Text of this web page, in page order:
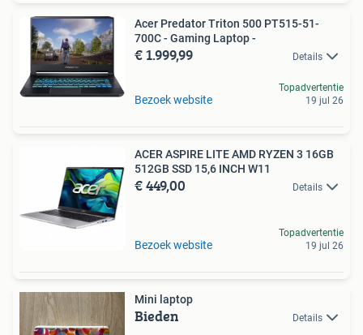
Acer Predator Triton 500 PT515-51-
700C - Gaming Laptop -
€ 1.999,99 Details
Bezoek website
Topadvertentie
19 jul 26
ACER ASPIRE LITE AMD RYZEN 3 16GB
512GB SSD 15,6 INCH W11
€ 449,00 Details
Bezoek website
Topadvertentie
19 jul 26
Mini laptop
Bieden Details